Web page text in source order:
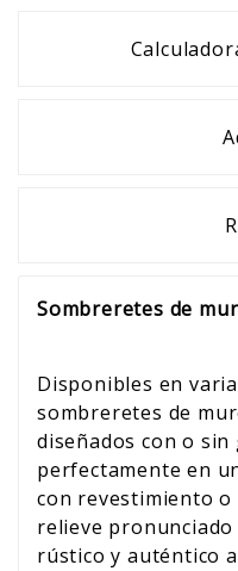
Sombreretes de
Disponibles en
sombreretes de
diseñados con o
perfectamente en
con revestimiento o
relieve
rústico y auténtico